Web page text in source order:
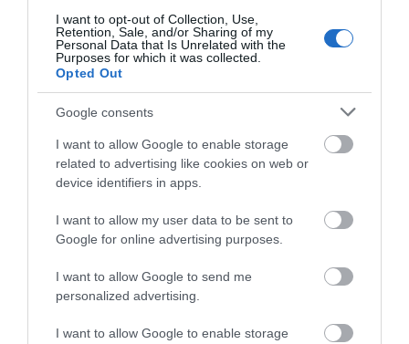
I want to opt-out of Collection, Use,
Retention, Sale, and/or Sharing of my
Personal Data that Is Unrelated with the
Purposes for which it was collected.
Opted Out
Google consents
I want to allow Google to enable storage
related to advertising like cookies on web or
device identifiers in apps.
I want to allow my user data to be sent to
Google for online advertising purposes.
I want to allow Google to send me
personalized advertising.
I want to allow Google to enable storage
Τραγική κατάληξη είχε η
θαλάσσια εκδρομή για 57χρονο
τουρίστα
07.08.2026 | 18:20
Βαρύ πένθος για τον εκπαιδευτικό
από την Εύβοια που έφυγε από τη
07.08.2026 | 18:00
κρίθηκαν κατεδαφιστέα στο
Πόρτο Γερμενό
Πώς θα πληρωθούν
Αυγούστου
ημερομηνίες του e-
ΕΦΚΑ